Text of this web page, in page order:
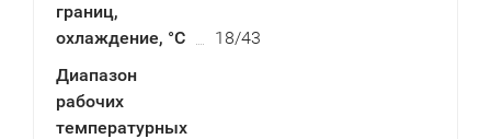
границ,
охлаждение, °C
18/43
Диапазон
рабочих
температурных